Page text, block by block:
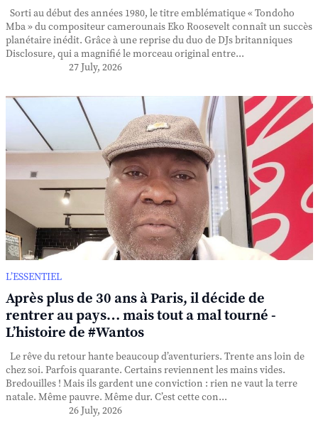
Sorti au début des années 1980, le titre emblématique « Tondoho
Mba » du compositeur camerounais Eko Roosevelt connaît un succès
planétaire inédit. Grâce à une reprise du duo de DJs britanniques
Disclosure, qui a magnifié le morceau original entre...
27 July, 2026
L’ESSENTIEL
Après plus de 30 ans à Paris, il décide de
rentrer au pays… mais tout a mal tourné -
L’histoire de #Wantos
Le rêve du retour hante beaucoup d’aventuriers. Trente ans loin de
chez soi. Parfois quarante. Certains reviennent les mains vides.
Bredouilles ! Mais ils gardent une conviction : rien ne vaut la terre
natale. Même pauvre. Même dur. C’est cette con...
26 July, 2026